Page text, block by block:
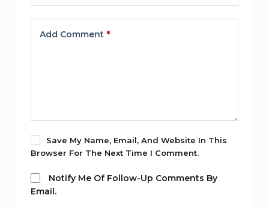
Add Comment *
Save My Name, Email, And Website In This
Browser For The Next Time I Comment.
Notify Me Of Follow-Up Comments By
Email.